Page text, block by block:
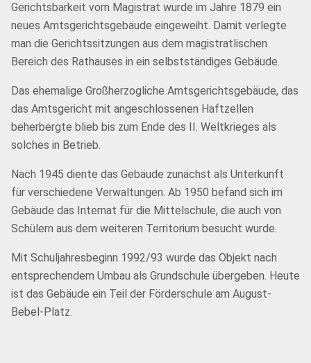
Gerichtsbarkeit vom Magistrat wurde im Jahre 1879 ein
neues Amtsgerichtsgebäude eingeweiht. Damit verlegte
man die Gerichtssitzungen aus dem magistratlischen
Bereich des Rathauses in ein selbstständiges Gebäude.
Das ehemalige Großherzogliche Amtsgerichtsgebäude, das
das Amtsgericht mit angeschlossenen Haftzellen
beherbergte blieb bis zum Ende des II. Weltkrieges als
solches in Betrieb.
Nach 1945 diente das Gebäude zunächst als Unterkunft
für verschiedene Verwaltungen. Ab 1950 befand sich im
Gebäude das Internat für die Mittelschule, die auch von
Schülern aus dem weiteren Territorium besucht wurde.
Mit Schuljahresbeginn 1992/93 wurde das Objekt nach
entsprechendem Umbau als Grundschule übergeben. Heute
ist das Gebäude ein Teil der Förderschule am August-
Bebel-Platz.